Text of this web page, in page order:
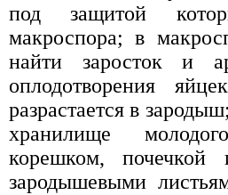
под защитой
макроспора; в
найти заросток и
оплодотворения
разрастается в
хранилище
корешком, почечкой
зародышевыми